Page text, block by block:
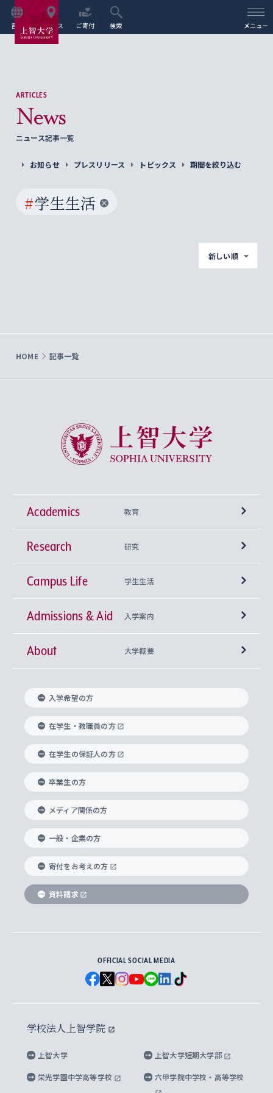
言語 アクセス ご寄付 検索 メニュー
ARTICLES
News
ニュース記事一覧
お知らせ プレスリリース トピックス 期間を絞り込む
#学生生活
新しい順
HOME 記事一覧
上智大学 Sophia University
Academics 教育
学部
神学部
文学部
総合人間科学部
経済学部
外国語学部
総合グローバル学部
国際教養学部
理工学部
Futures） – 持続可能な未来を考える６学科連携
興味から学科を探す
上智大学の全学共通教育
基盤教育センター
キリスト教人間学
身体知
思考と表現
データサイエンス
上智大学の語学教育
言語教育研究センター
上智大学のグローバル教育
グローバル教育センター
上智大学で学ぶ
海外で学ぶ
学びのサポート
大学院
神学研究科
実践宗教学研究科
総合人間科学研究科
経済学研究科
グローバル・スタディーズ研究科
助産学専攻科
生涯学習
Research 研究
研究所 等
キリスト教文化研究所
中世思想研究所
国際言語情報研究所
グローバル・コンサーン研究所
比較文化研究所
ヨーロッパ研究所
アジア文化研究所
アメリカ・カナダ研究所
メディア・ジャーナリズム研究所
水稀少社会研究センター
先進機械・構造材料イノベーションセンター
Sophia Open Research Weeks (SORW)
産官学連携
知的財産
研究支援制度
重点領域研究・自由課題研究
研究活動に関する法令・研究費の使用について
Campus Life 学生生活
学期区分と授業時間割
課外活動
課外教育プログラム
ボランティア活動
グローバルな学びのコミュニティ
学生の相談窓口
心身の健康相談
ハラスメント防止の取り組み
障がいのある学生への支援
キャリア形成サポート
キャリア形成支援プログラム
就職（内定先）・進路統計
企業の採用ご担当者様へのご案内
住まいのサポート
Admissions & Aid 入学案内
上智大学で取得できる学位
入れの方針）
科目等履修生
研究生・外国人特別研究生・国費留学生
交換留学生(海外大学から上智大学で学ぶ)
ノンディグリー生
Sophia Short-term Program受講生
学費・奨学金
学部入学前に出願する奨学金
国による高等教育の修学支援新制度
大学院生対象の奨学金
海外留学する際の費用と奨学金
About 大学概要
理事長・学長メッセージ
学長・副学長紹介
上智大学の精神
上智大学の理念
上智大学の沿革
ソフィア・アーカイブズ
上智大学とカトリック
グローバルエンゲージメント
上智大学を訪れた世界の知性
国連Weeks・アフリカWeeks
ダイバーシティ＆サステナビリティへの取り組み
上智大学公式ソーシャルメディア
学校法人上智学院について
数字で見る上智大学
上智大学のネットワーク
父母・保証人とのネットワーク
学外とのネットワーク
上智大学の出版物
上智大学大学案内・大学院案内
英文広報誌 SOPHIA magazine
上智大学のビジュアル・アイデンティティ
上智大学ビジュアル・アイデンティティ
上智大学校歌 ・上智大学学生歌
上智大学への取材・キャンパスでの撮影について
上智大学の公開情報
上智大学の教育研究活動等の情報公表
キャンパス案内
入学希望の方
在学生・教職員の方
在学生の保証人の方
卒業生の方
メディア関係の方
一般・企業の方
寄付をお考えの方
資料請求
OFFICIAL SOCIAL MEDIA
学校法人上智学院
上智大学 上智大学短期大学部
栄光学園中学高等学校 六甲学院中学校・高等学校